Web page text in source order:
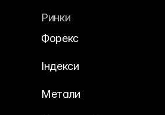
Зареєструватися
Партнер
Ринки
Форекс
Індекси
Метали